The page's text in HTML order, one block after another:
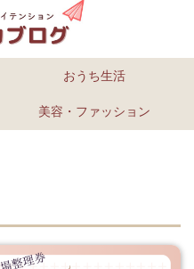
おうち生活
美容・ファッション